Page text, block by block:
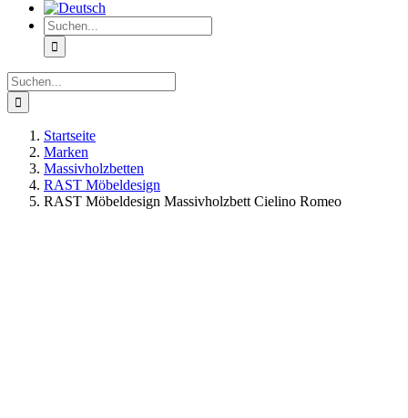
Suche
nach:
Suche
nach:
Startseite
Marken
Massivholzbetten
RAST Möbeldesign
RAST Möbeldesign Massivholzbett Cielino Romeo